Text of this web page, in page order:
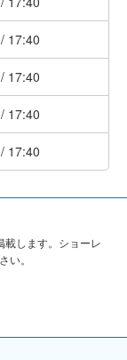
17:40
17:40
17:40
17:40
載します。ショーレ
い。